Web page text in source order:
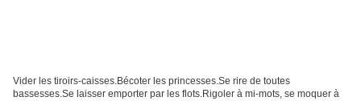
Vider les tiroirs-caisses.Bécoter les princesses.Se rire de toutes
bassesses.Se laisser emporter par les flots.Rigoler à mi-mots, se moquer à